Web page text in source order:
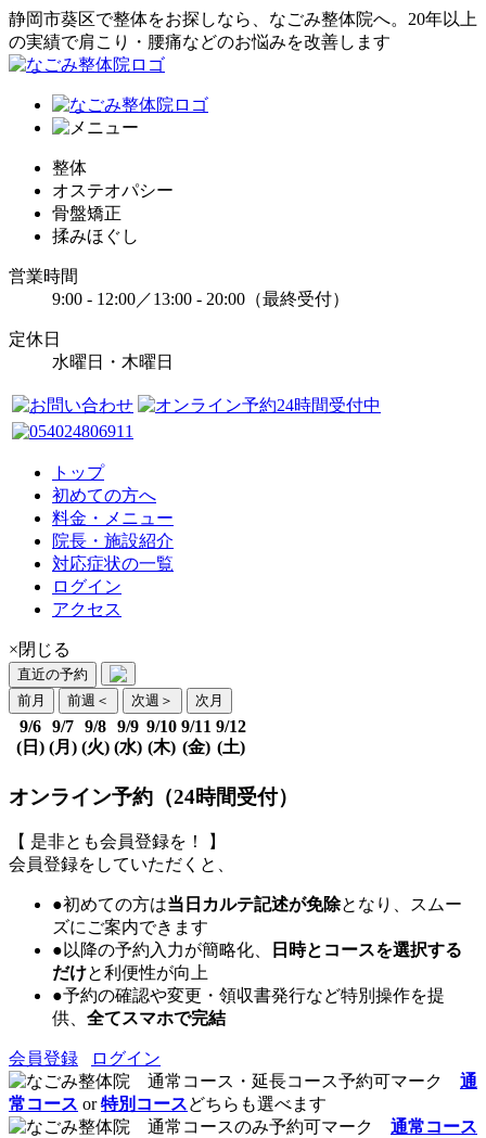
静岡市葵区で整体をお探しなら、なごみ整体院へ。20年以上
の実績で肩こり・腰痛などのお悩みを改善します
整体
オステオパシー
骨盤矯正
揉みほぐし
営業時間
9:00 - 12:00／13:00 - 20:00（最終受付）
定休日
水曜日・木曜日
トップ
初めての方へ
料金・メニュー
院長・施設紹介
対応症状の一覧
ログイン
アクセス
×閉じる
直近の予約
前月
前週 ＜ 次週 ＞ 次月
9/6
(日)
9/7
(月)
9/8
(火)
9/9
(水)
9/10
(木)
9/11
(金)
9/12
(土)
オンライン予約（24時間受付）
【 是非とも会員登録を！ 】
会員登録をしていただくと、
●初めての方は当日カルテ記述が免除となり、スムー
ズにご案内できます
●以降の予約入力が簡略化、
日時とコースを選択する
だけと利便性が向上
●予約の確認や変更・領収書発行など特別操作を提
供、 全てスマホで完結
会員登録
ログイン
通
常コース or特別コースどちらも選べます
通常コース